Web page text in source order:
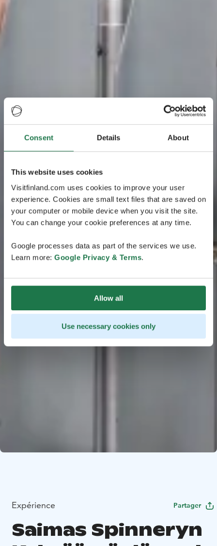
Consent Details About
This website uses cookies
Visitfinland.com uses cookies to improve your user
experience. Cookies are small text files that are saved on
your computer or mobile device when you visit the site.
You can change your cookie preferences at any time.
Google processes data as part of the services we use.
Learn more: Google Privacy & Terms.
Allow all
Use necessary cookies only
Expérience Partager
Saimas Spinneryn